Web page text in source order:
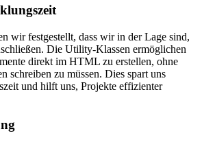
wir festgestellt, dass wir in der Lage sind,
Die Utility-Klassen ermöglichen
direkt im HTML zu erstellen, ohne
schreiben zu müssen. Dies spart uns
und hilft uns, Projekte effizienter